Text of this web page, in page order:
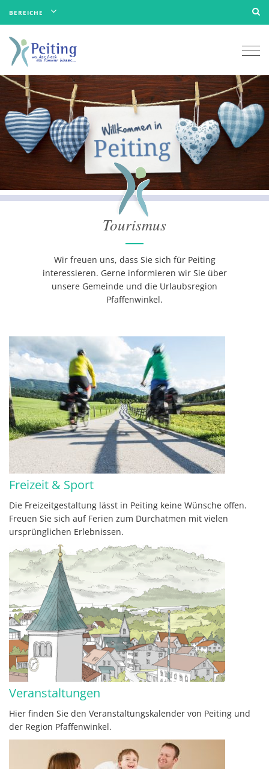
BEREICHE
Tourismus
Wir freuen uns, dass Sie sich für Peiting
interessieren. Gerne informieren wir Sie über
unsere Gemeinde und die Urlaubsregion
Pfaffenwinkel.
Freizeit & Sport
Die Freizeitgestaltung lässt in Peiting keine Wünsche offen.
Freuen Sie sich auf Ferien zum Durchatmen mit vielen
ursprünglichen Erlebnissen.
Veranstaltungen
Hier finden Sie den Veranstaltungskalender von Peiting und
der Region Pfaffenwinkel.